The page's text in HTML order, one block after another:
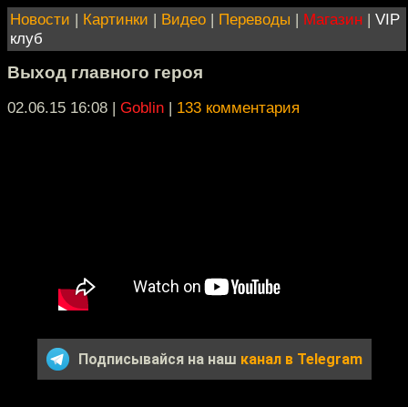
Новости | Картинки | Видео | Переводы | Магазин | VIP
клуб
Выход главного героя
02.06.15 16:08 | Goblin | 133 комментария
Подписывайся на наш канал в Telegram